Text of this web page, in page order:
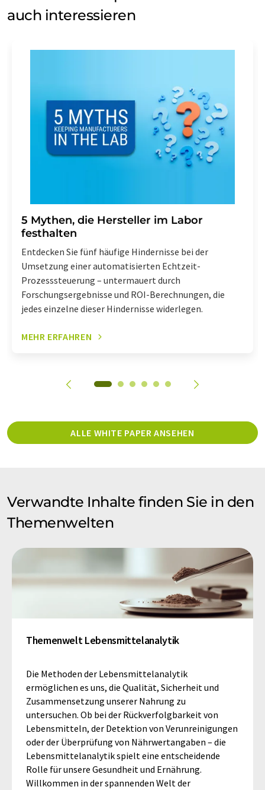
auch interessieren
5 Mythen, die Hersteller im Labor
festhalten
Entdecken Sie fünf häufige Hindernisse bei der
Umsetzung einer automatisierten Echtzeit-
Prozesssteuerung – untermauert durch
Forschungsergebnisse und ROI-Berechnungen, die
jedes einzelne dieser Hindernisse widerlegen.
MEHR ERFAHREN
ALLE WHITE PAPER ANSEHEN
Verwandte Inhalte finden Sie in den
Themenwelten
Themenwelt Lebensmittelanalytik
Die Methoden der Lebensmittelanalytik
ermöglichen es uns, die Qualität, Sicherheit und
Zusammensetzung unserer Nahrung zu
untersuchen. Ob bei der Rückverfolgbarkeit von
Lebensmitteln, der Detektion von Verunreinigungen
oder der Überprüfung von Nährwertangaben – die
Lebensmittelanalytik spielt eine entscheidende
Rolle für unsere Gesundheit und Ernährung.
Willkommen in der spannenden Welt der